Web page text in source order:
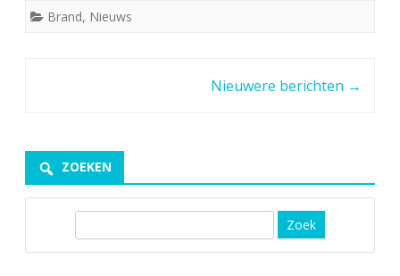
Brand, Nieuws
Nieuwere berichten →
ZOEKEN